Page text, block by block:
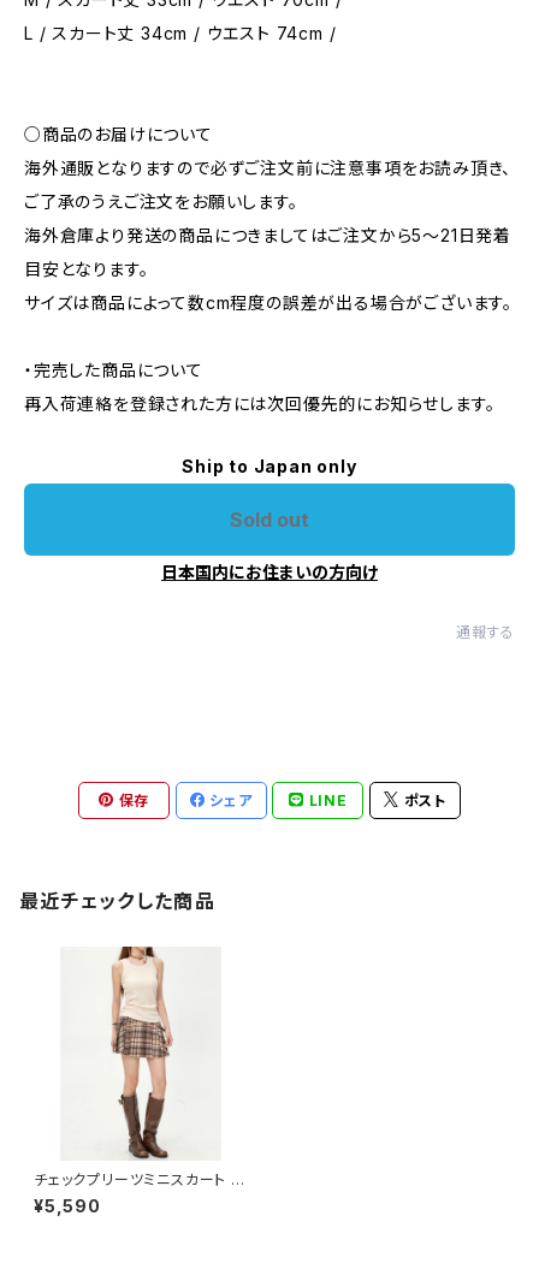
L / スカート丈 34cm / ウエスト 74cm /
○商品のお届けについて
海外通販となりますので必ずご注文前に注意事項をお読み頂き、
ご了承のうえご注文をお願いします。
海外倉庫より発送の商品につきましてはご注文から5〜21日発着
目安となります。
サイズは商品によって数cm程度の誤差が出る場合がございます。
・完売した商品について
再入荷連絡を登録された方には次回優先的にお知らせします。
Ship to Japan only
Sold out
日本国内にお住まいの方向け
通報する
保存 シェア LINE ポスト
最近チェックした商品
チェックプリーツミニスカート 1
013-240905007
¥5,590